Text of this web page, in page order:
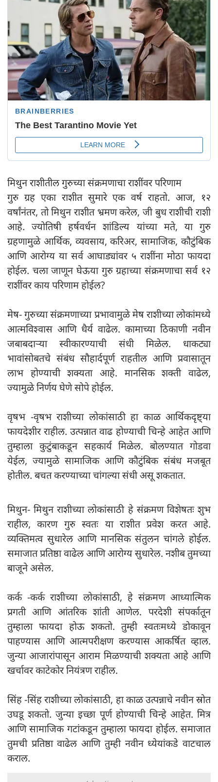
मिथुन राशीतील गुरुच्या संक्रमणाचा राशींवर परिणाम
गुरु ग्रह एका राशीत सुमारे एक वर्ष राहतो. आज, १२
वर्षांनंतर, तो मिथुन राशीत भ्रमण करेल, जी बुध राशीची राशी
आहे. ज्योतिषी हर्षवर्धन शांडिल्य यांच्या मते, या गुरु
ग्रहणामुळे आर्थिक, व्यवसाय, करिअर, सामाजिक, कौटुंबिक
आणि आरोग्य या सर्व आघाड्यांवर ५ राशींना मोठा फायदा
होईल. चला जाणून घेऊया गुरु ग्रहाच्या संक्रमणाचा सर्व १२
राशींवर काय परिणाम होईल?
मेष- गुरुच्या संक्रमणाच्या प्रभावामुळे मेष राशीच्या लोकांमध्ये
आत्मविश्वास आणि धैर्य वाढेल. कामाच्या ठिकाणी नवीन
जबाबदाऱ्या स्वीकारण्याची संधी मिळेल. धाकट्या
भावांसोबतचे संबंध सौहार्दपूर्ण राहतील आणि प्रवासातून
लाभ होण्याची शक्यता आहे. मानसिक शक्ती वाढेल,
ज्यामुळे निर्णय घेणे सोपे होईल.
वृषभ -वृषभ राशीच्या लोकांसाठी हा काळ आर्थिकदृष्ट्या
फायदेशीर राहील. उत्पन्नात वाढ होण्याची चिन्हे आहेत आणि
तुम्हाला कुटुंबाकडून सहकार्य मिळेल. बोलण्यात गोडवा
येईल, ज्यामुळे सामाजिक आणि कौटुंबिक संबंध मजबूत
होतील. बचत करण्याच्या चांगल्या संधी असू शकतात.
मिथुन- मिथुन राशीच्या लोकांसाठी हे संक्रमण विशेषतः शुभ
राहील, कारण गुरु स्वतः या राशीत प्रवेश करत आहे.
व्यक्तिमत्व सुधारेल आणि मानसिक संतुलन चांगले होईल.
समाजात प्रतिष्ठा वाढेल आणि आरोग्य सुधारेल. नशीब तुमच्या
बाजूने असेल.
कर्क -कर्क राशीच्या लोकांसाठी, हे संक्रमण आध्यात्मिक
प्रगती आणि आंतरिक शांती आणेल. परदेशी संपर्कातून
तुम्हाला फायदा होऊ शकतो. तुम्ही स्वतःमध्ये डोकावून
पाहण्यास आणि आत्मपरीक्षण करण्यास आकर्षित व्हाल.
जुन्या आजारांपासून आराम मिळण्याची शक्यता आहे आणि
खर्चावर काटेकोर नियंत्रण राहील.
सिंह -सिंह राशीच्या लोकांसाठी, हा काळ उत्पन्नाचे नवीन स्रोत
उघडू शकतो. जुन्या इच्छा पूर्ण होण्याची चिन्हे आहेत. मित्र
आणि सामाजिक गटांकडून तुम्हाला फायदा होईल. समाजात
तुमची प्रतिष्ठा वाढेल आणि तुम्ही नवीन ध्येयांकडे वाटचाल
कराल.